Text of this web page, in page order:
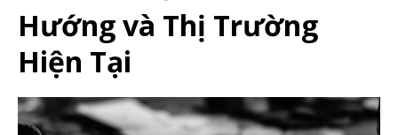
Hướng và Thị Trường
Hiện Tại